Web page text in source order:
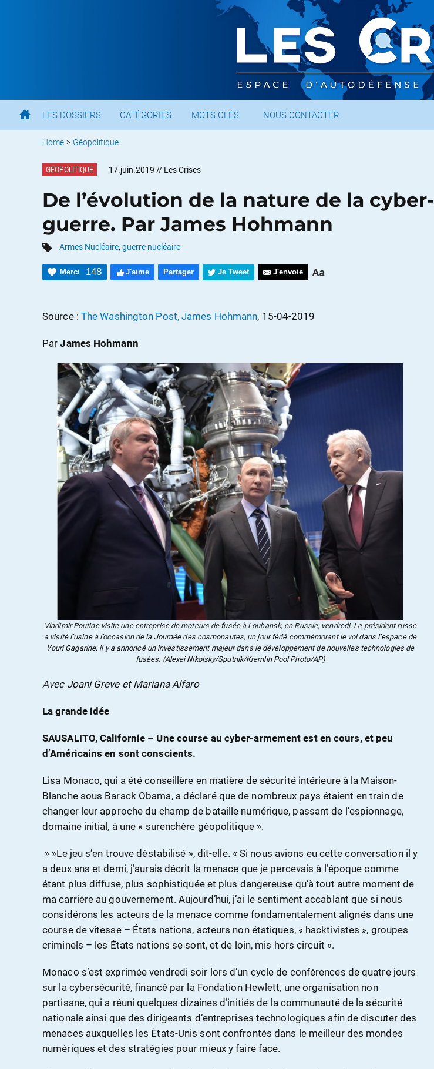
LES DOSSIERS CATÉGORIES MOTS CLÉS NOUS CONTACTER
Home > Géopolitique
GÉOPOLITIQUE 17.juin.2019 // Les Crises
De l’évolution de la nature de la cyber-
guerre. Par James Hohmann
Armes Nucléaire, guerre nucléaire
Merci 148 J'aime Partager Je Tweet J'envoie
Source : The Washington Post, James Hohmann, 15-04-2019
ParJames Hohmann
Vladimir Poutine visite une entreprise de moteurs de fusée à Louhansk, en Russie, vendredi. Le président russe
a visité l’usine à l’occasion de la Journée des cosmonautes, un jour férié commémorant le vol dans l’espace de
Youri Gagarine, il y a annoncé un investissement majeur dans le développement de nouvelles technologies de
fusées. (Alexei Nikolsky/Sputnik/Kremlin Pool Photo/AP)
Avec Joani Greve et Mariana Alfaro
La grande idée
SAUSALITO, Californie – Une course au cyber-armement est en cours, et peu
d’Américains en sont conscients.
Lisa Monaco, qui a été conseillère en matière de sécurité intérieure à la Maison-
Blanche sous Barack Obama, a déclaré que de nombreux pays étaient en train de
changer leur approche du champ de bataille numérique, passant de l’espionnage,
domaine initial, à une « surenchère géopolitique ».
» »Le jeu s’en trouve déstabilisé », dit-elle. « Si nous avions eu cette conversation il y
a deux ans et demi, j’aurais décrit la menace que je percevais à l’époque comme
étant plus diffuse, plus sophistiquée et plus dangereuse qu’à tout autre moment de
ma carrière au gouvernement. Aujourd’hui, j’ai le sentiment accablant que si nous
considérons les acteurs de la menace comme fondamentalement alignés dans une
course de vitesse – États nations, acteurs non étatiques, « hacktivistes », groupes
criminels – les États nations se sont, et de loin, mis hors circuit ».
Monaco s’est exprimée vendredi soir lors d’un cycle de conférences de quatre jours
sur la cybersécurité, financé par la Fondation Hewlett, une organisation non
partisane, qui a réuni quelques dizaines d’initiés de la communauté de la sécurité
nationale ainsi que des dirigeants d’entreprises technologiques afin de discuter des
menaces auxquelles les États-Unis sont confrontés dans le meilleur des mondes
numériques et des stratégies pour mieux y faire face.